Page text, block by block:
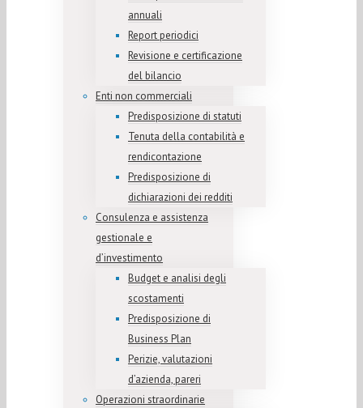
annuali
Report periodici
Revisione e certificazione
del bilancio
Enti non commerciali
Predisposizione di statuti
Tenuta della contabilità e
rendicontazione
Predisposizione di
dichiarazioni dei redditi
Consulenza e assistenza
gestionale e
d’investimento
Budget e analisi degli
scostamenti
Predisposizione di
Business Plan
Perizie, valutazioni
d’azienda, pareri
Operazioni straordinarie